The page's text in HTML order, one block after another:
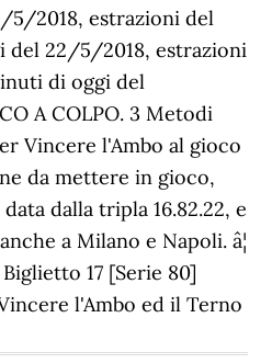
5/2018, estrazioni del
del 22/5/2018, estrazioni
di oggi del
A COLPO. 3 Metodi
Vincere l'Ambo al gioco
da mettere in gioco,
dalla tripla 16.82.22, e
a Milano e Napoli. â¦
17 [Serie 80]
l'Ambo ed il Terno